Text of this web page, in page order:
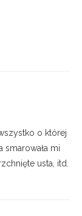
o której
smarowała mi
usta, itd.